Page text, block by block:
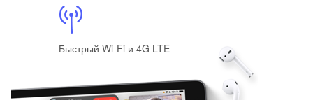
Быстрый Wi‑Fi и 4G LTE